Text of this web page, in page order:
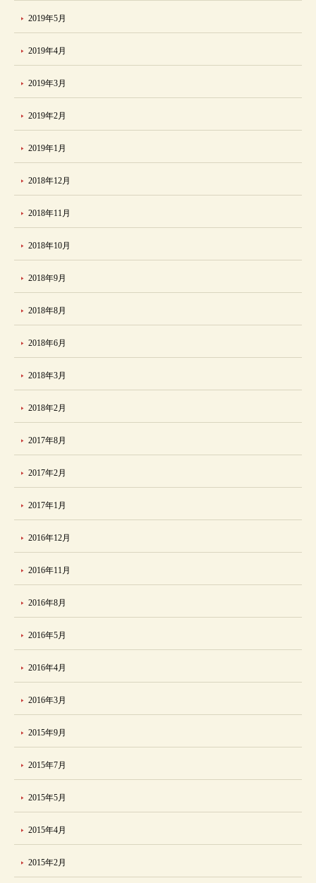
2019年5月
2019年4月
2019年3月
2019年2月
2019年1月
2018年12月
2018年11月
2018年10月
2018年9月
2018年8月
2018年6月
2018年3月
2018年2月
2017年8月
2017年2月
2017年1月
2016年12月
2016年11月
2016年8月
2016年5月
2016年4月
2016年3月
2015年9月
2015年7月
2015年5月
2015年4月
2015年2月